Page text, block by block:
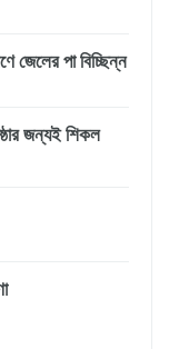
জেলের পা বিচ্ছিন্ন
জন্যই শিকল